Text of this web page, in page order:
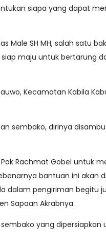
siapa yang dapat
Male SH MH, salah satu
maju untuk bertarung
Kecamatan Kabila
sembako, dirinya
Rachmat Gobel untuk
bantuan ini akan
dalam pengiriman begitu
Sapaan Akrabnya.
yang dipersiapkan